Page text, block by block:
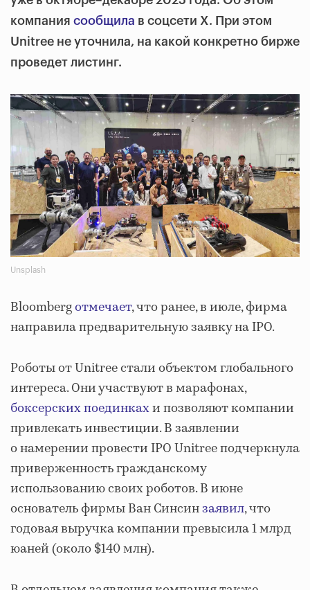
компания сообщила в соцсети X. При этом
Unitree не уточнила, на какой конкретно бирже
проведет листинг.
Unsplash
Bloombergотмечает, что ранее, в июле, фирма
направила предварительную заявку на IPO.
Роботы от Unitree стали объектом глобального
интереса. Они участвуют в марафонах,
боксерских поединкахи позволяют компании
привлекать инвестиции. В заявлении
о намерении провести IPO Unitree подчеркнула
приверженность гражданскому
использованию своих роботов. В июне
основатель фирмы Ван Синсинзаявил, что
годовая выручка компании превысила 1 млрд
юаней (около $140 млн).